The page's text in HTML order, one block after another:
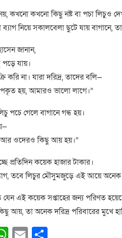
কখনো কখনো কিছু নষ্ট বা পচা লিচুও
নিয়ে সকালবেলা ছুটে যায় বাগানে,
জানান,
যায়।
করি না। যারা দরিদ্র, তাদের বলি—
হয়, আমারও ভালো লাগে।”
পচে গেলে বাগানে গন্ধ হয়।
আর ওদেরও কিছু আয় হয়।”
প্রতিদিন কয়েক হাজার টাকার।
তবে লিচুর মৌসুমজুড়ে এই আয়ে অনেক
এই কয়েক সপ্তাহের জন্য পরিণত
আয়, তা অনেক দরিদ্র পরিবারের মুখে